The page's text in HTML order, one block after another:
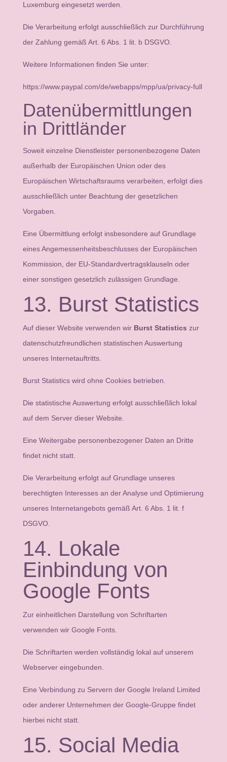
Luxemburg eingesetzt werden.
Die Verarbeitung erfolgt ausschließlich zur Durchführung
der Zahlung gemäß Art. 6 Abs. 1 lit. b DSGVO.
Weitere Informationen finden Sie unter:
https://www.paypal.com/de/webapps/mpp/ua/privacy-full
Datenübermittlungen
in Drittländer
Soweit einzelne Dienstleister personenbezogene Daten
außerhalb der Europäischen Union oder des
Europäischen Wirtschaftsraums verarbeiten, erfolgt dies
ausschließlich unter Beachtung der gesetzlichen
Vorgaben.
Eine Übermittlung erfolgt insbesondere auf Grundlage
eines Angemessenheitsbeschlusses der Europäischen
Kommission, der EU-Standardvertragsklauseln oder
einer sonstigen gesetzlich zulässigen Grundlage.
13. Burst Statistics
Auf dieser Website verwenden wir Burst Statistics zur
datenschutzfreundlichen statistischen Auswertung
unseres Internetauftritts.
Burst Statistics wird ohne Cookies betrieben.
Die statistische Auswertung erfolgt ausschließlich lokal
auf dem Server dieser Website.
Eine Weitergabe personenbezogener Daten an Dritte
findet nicht statt.
Die Verarbeitung erfolgt auf Grundlage unseres
berechtigten Interesses an der Analyse und Optimierung
unseres Internetangebots gemäß Art. 6 Abs. 1 lit. f
DSGVO.
14. Lokale
Einbindung von
Google Fonts
Zur einheitlichen Darstellung von Schriftarten
verwenden wir Google Fonts.
Die Schriftarten werden vollständig lokal auf unserem
Webserver eingebunden.
Eine Verbindung zu Servern der Google Ireland Limited
oder anderer Unternehmen der Google-Gruppe findet
hierbei nicht statt.
15. Social Media